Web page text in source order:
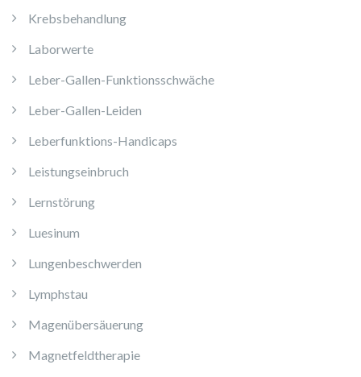
Krebsbehandlung
Laborwerte
Leber-Gallen-Funktionsschwäche
Leber-Gallen-Leiden
Leberfunktions-Handicaps
Leistungseinbruch
Lernstörung
Luesinum
Lungenbeschwerden
Lymphstau
Magenübersäuerung
Magnetfeldtherapie